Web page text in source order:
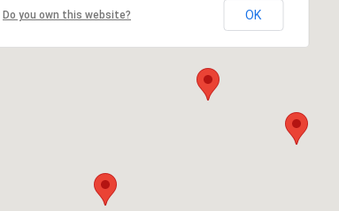
Do you own this website? OK